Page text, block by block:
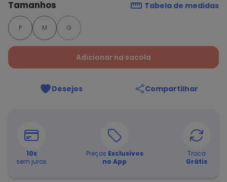
Tamanhos Tabela de medidas
P M G
Adicionar na sacola
Desejos Compartilhar
10x
sem juros
Preços Exclusivos
no App
Troca
Grátis